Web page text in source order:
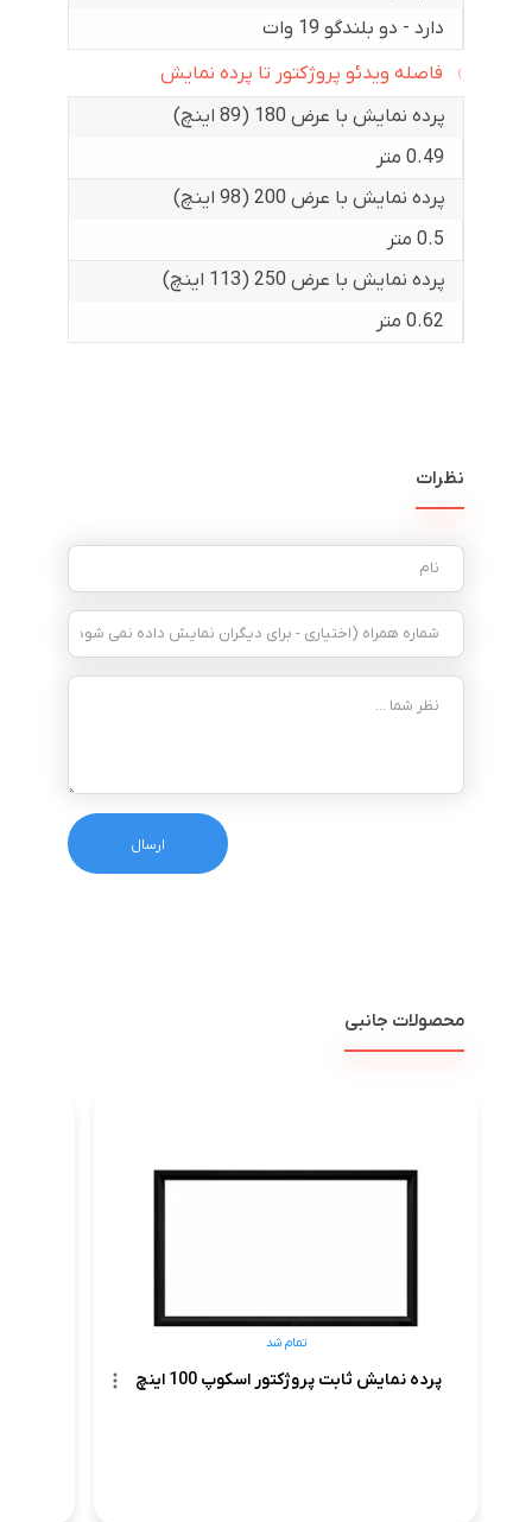
دارد - دو بلندگو 19 وات
فاصله ویدئو پروژکتور تا پرده نمایش
پرده نمایش با عرض 180 (89 اینچ)
0.49 متر
پرده نمایش با عرض 200 (98 اینچ)
0.5 متر
پرده نمایش با عرض 250 (113 اینچ)
0.62 متر
نظرات
محصولات جانبی
پرده نمایش ثابت پروژکتور اسکوپ 100 اینچ
تمام شد